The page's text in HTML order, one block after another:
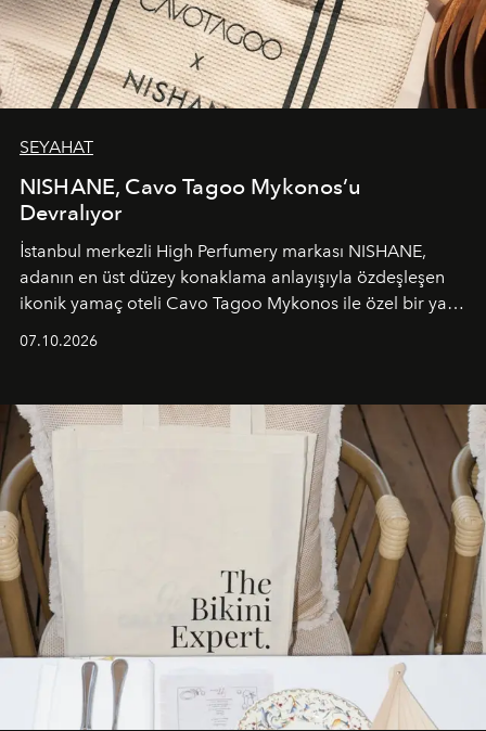
SEYAHAT
NISHANE, Cavo Tagoo Mykonos’u
Devralıyor
İstanbul merkezli High Perfumery markası NISHANE,
adanın en üst düzey konaklama anlayışıyla özdeşleşen
ikonik yamaç oteli Cavo Tagoo Mykonos ile özel bir yaz
buluşturarak markanın Cavo Tagoo’daki varlığını
sürükleyici ve mevsime özel bir deneyime dönüştürüyor.
07.10.2026